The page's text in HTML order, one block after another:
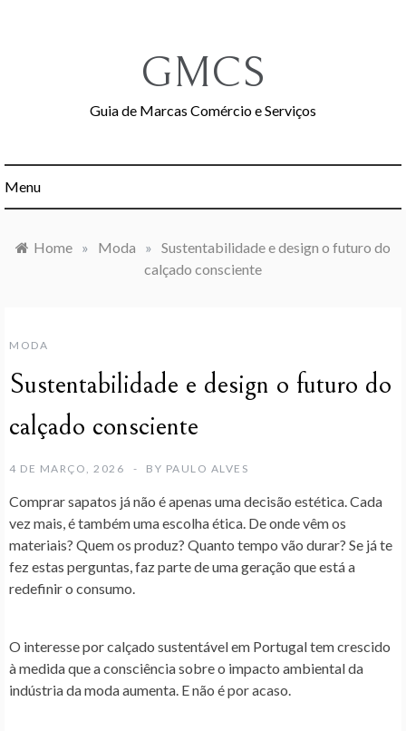
GMCS
Guia de Marcas Comércio e Serviços
Menu
Home » Moda » Sustentabilidade e design o futuro do
calçado consciente
MODA
Sustentabilidade e design o futuro do
calçado consciente
4 DE MARÇO, 2026 BY PAULO ALVES
Comprar sapatos jánão é apenas uma decisão estética. Cada
vez mais, é também umaescolha ética. De onde vêm os
materiais? Quem os produz? Quanto tempo vão durar? Se já te
fez estas perguntas, faz parte de uma geração que está a
redefinir o consumo.
O interesse porcalçado sustentável em Portugaltem crescido
à medida que a consciência sobre o impacto ambiental da
indústria da moda aumenta. E não é por acaso.